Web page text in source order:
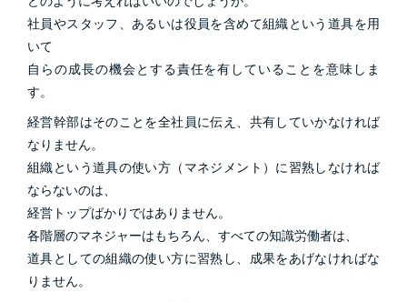
社員やスタッフ、あるいは役員を含めて組織という道具を用
いて
自らの成長の機会とする責任を有していることを意味しま
す。
経営幹部はそのことを全社員に伝え、共有していかなければ
なりません。
組織という道具の使い方（マネジメント）に習熟しなければ
ならないのは、
経営トップばかりではありません。
各階層のマネジャーはもちろん、すべての知識労働者は、
道具としての組織の使い方に習熟し、成果をあげなければな
りません。